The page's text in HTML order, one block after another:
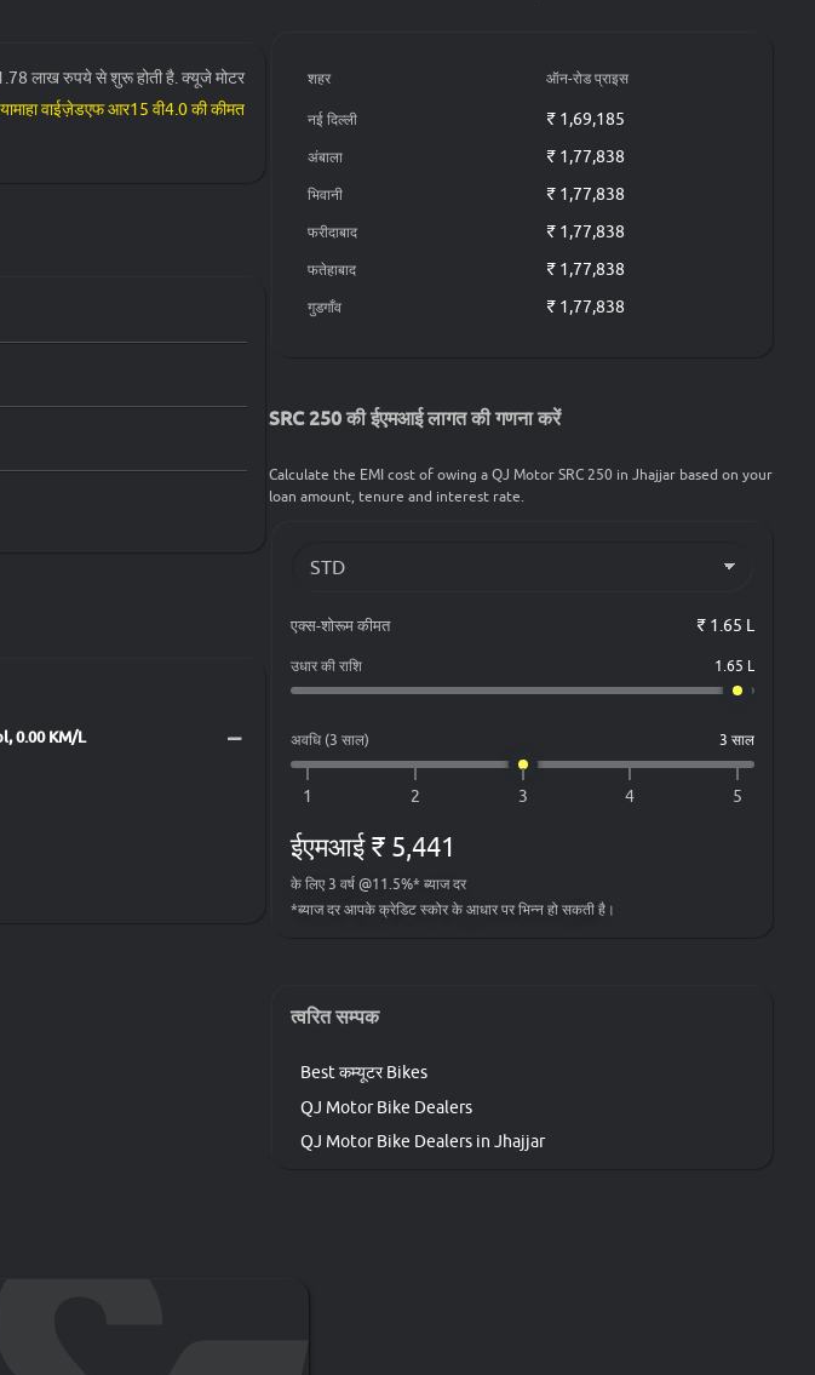
लाख रुपये से शुरू होती है. क्यूजे मोटर
वाईज़ेडएफ आर15 वी4.0 की कीमत
0.00 KM/L
शहर ऑन-रोड प्राइस
नई दिल्ली ₹ 1,69,185
अंबाला ₹ 1,77,838
भिवानी ₹ 1,77,838
फरीदाबाद ₹ 1,77,838
फतेहाबाद ₹ 1,77,838
गुडगाँव ₹ 1,77,838
SRC 250 की ईएमआई लागत की गणना करें
Calculate the EMI cost of owing a QJ Motor SRC 250 in Jhajjar based on your
loan amount, tenure and interest rate.
एक्स-शोरूम कीमत ₹ 1.65 L
उधार की राशि 1.65 L
अवधि (3 साल) 3 साल
ईएमआई ₹ 5,441
के लिए 3 वर्ष @11.5%*ब्याज दर
*ब्याज दर आपके क्रेडिट स्कोर के आधार पर भिन्न हो सकती है।
त्वरित सम्पक
Best कम्यूटर Bikes
QJ Motor Bike Dealers
QJ Motor Bike Dealers in Jhajjar